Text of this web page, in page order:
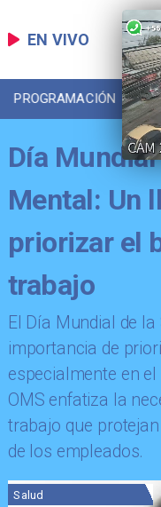
EN VIVO
PROGRAMACIÓN
Día
Mental: Un
priorizar el
trabajo
El Día Mundial de
importancia de
especialmente en
OMS enfatiza la
trabajo que
de los empleados.
Salud